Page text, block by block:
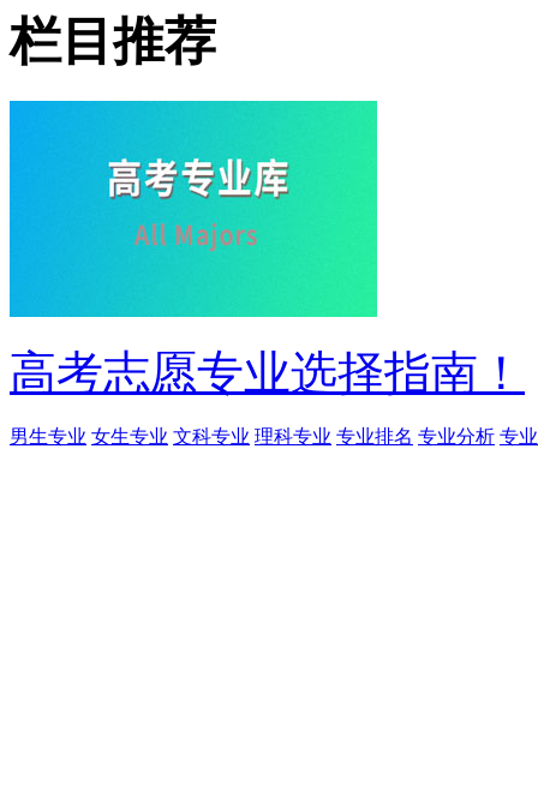
栏目推荐
高考志愿专业选择指南！
男生专业 女生专业 文科专业 理科专业 专业排名 专业分析 专